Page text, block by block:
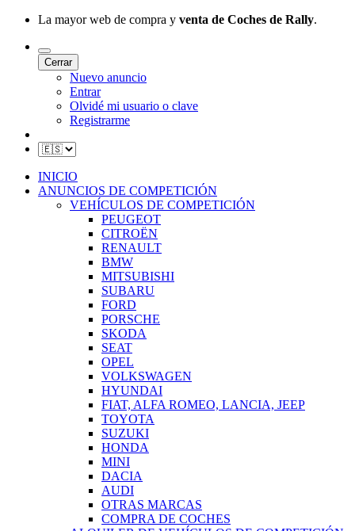
La mayor web de compra y venta de Coches de Rally.
Cerrar
Nuevo anuncio
Entrar
Olvidé mi usuario o clave
Registrarme
INICIO
ANUNCIOS DE COMPETICIÓN
VEHÍCULOS DE COMPETICIÓN
PEUGEOT
CITROËN
RENAULT
BMW
MITSUBISHI
SUBARU
FORD
PORSCHE
SKODA
SEAT
OPEL
VOLKSWAGEN
HYUNDAI
FIAT, ALFA ROMEO, LANCIA, JEEP
TOYOTA
SUZUKI
HONDA
MINI
DACIA
AUDI
OTRAS MARCAS
COMPRA DE COCHES